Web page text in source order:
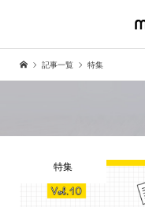
記事一覧 特集
特集